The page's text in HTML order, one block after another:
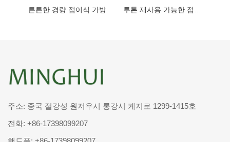
튼튼한 경량 접이식 가방
주소: 중국 절강성 원저우시 롱강시 케지로 1299-1415호
전화: +86-17398099207